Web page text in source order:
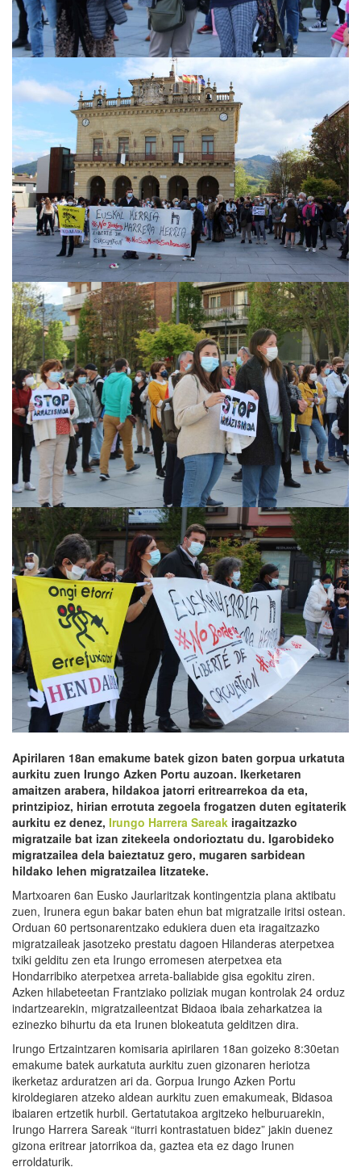
Apirilaren 18an emakume batek gizon baten gorpua urkatuta
aurkitu zuen Irungo Azken Portu auzoan. Ikerketaren
amaitzen arabera, hildakoa jatorri eritrearrekoa da eta,
printzipioz, hirian errotuta zegoela frogatzen duten egitaterik
aurkitu ez denez, Irungo Harrera Sareak iragaitzazko
migratzaile bat izan zitekeela ondorioztatu du. Igarobideko
migratzailea dela baieztatuz gero, mugaren sarbidean
hildako lehen migratzailea litzateke.
Martxoaren 6an Eusko Jaurlaritzak kontingentzia plana aktibatu
zuen, Irunera egun bakar baten ehun bat migratzaile iritsi ostean.
Orduan 60 pertsonarentzako edukiera duen eta iragaitzazko
migratzaileak jasotzeko prestatu dagoen Hilanderas aterpetxea
txiki gelditu zen eta Irungo erromesen aterpetxea eta
Hondarribiko aterpetxea arreta-baliabide gisa egokitu ziren.
Azken hilabeteetan Frantziako poliziak mugan kontrolak 24 orduz
indartzearekin, migratzaileentzat Bidaoa ibaia zeharkatzea ia
ezinezko bihurtu da eta Irunen blokeatuta gelditzen dira.
Irungo Ertzaintzaren komisaria apirilaren 18an goizeko 8:30etan
emakume batek aurkatuta aurkitu zuen gizonaren heriotza
ikerketaz arduratzen ari da. Gorpua Irungo Azken Portu
kiroldegiaren atzeko aldean aurkitu zuen emakumeak, Bidasoa
ibaiaren ertzetik hurbil. Gertatutakoa argitzeko helburuarekin,
Irungo Harrera Sareak “iturri kontrastatuen bidez” jakin duenez
gizona eritrear jatorrikoa da, gaztea eta ez dago Irunen
erroldaturik.